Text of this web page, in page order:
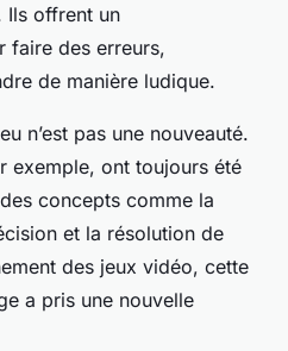
Ils offrent un
faire des erreurs,
de manière ludique.
n’est pas une nouveauté.
exemple, ont toujours été
concepts comme la
et la résolution de
des jeux vidéo, cette
a pris une nouvelle